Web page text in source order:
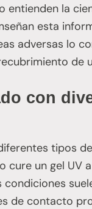
entienden la
esta
adversas lo
de
con
tipos
un gel UV
de contacto